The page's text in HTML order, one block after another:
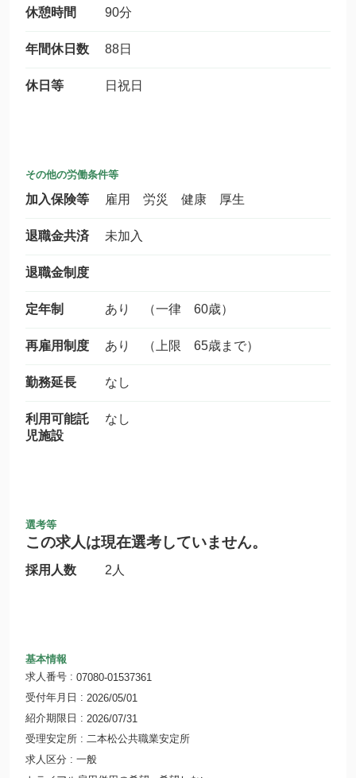
休憩時間 90分
年間休日数 88日
休日等 日祝日
その他の労働条件等
加入保険等 雇用 労災 健康 厚生
退職金共済 未加入
退職金制度
定年制 あり （一律 60歳）
再雇用制度 あり （上限 65歳まで）
勤務延長 なし
利用可能託
児施設
なし
選考等
この求人は現在選考していません。
採用人数 2人
基本情報
求人番号
07080-01537361
受付年月日
2026/05/01
紹介期限日
2026/07/31
受理安定所
二本松公共職業安定所
求人区分
一般